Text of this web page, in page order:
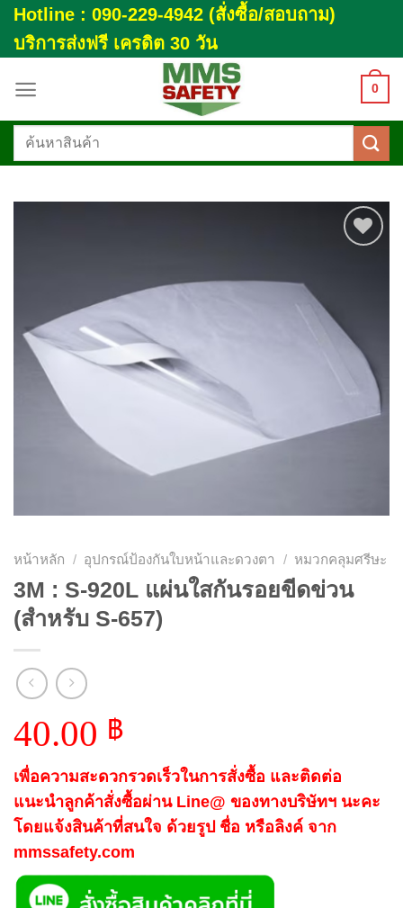
Skip
to
content
Hotline : 090-229-4942 (สั่งซื้อ/สอบถาม)
บริการส่งฟรี เครดิต 30 วัน
0
ค้นหา:
หน้าหลัก / อุปกรณ์ป้องกันใบหน้าและดวงตา / หมวกคลุมศรีษะ
3M : S-920L แผ่นใสกันรอยขีดข่วน
(สำหรับ S-657)
40.00 ฿
เพื่อความสะดวกรวดเร็วในการสั่งซื้อ และติดต่อ
แนะนำลูกค้าสั่งซื้อผ่าน Line@ ของทางบริษัทฯ นะคะ
โดยแจ้งสินค้าที่สนใจ ด้วยรูป ชื่อ หรือลิงค์ จาก
mmssafety.com